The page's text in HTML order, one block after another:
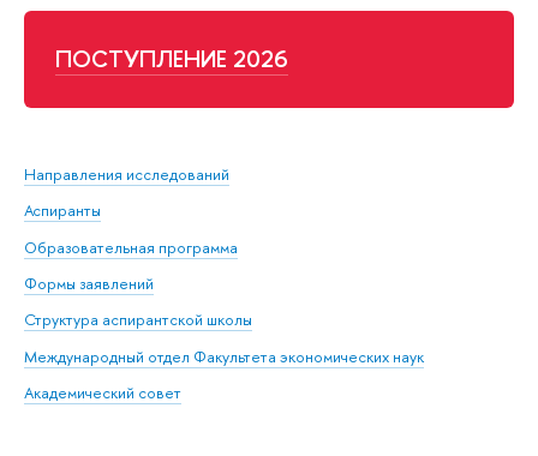
ПОСТУПЛЕНИЕ 2026
Направления исследований
Аспиранты
Образовательная программа
Формы заявлений
Структура аспирантской школы
Международный отдел Факультета экономических наук
Академический совет